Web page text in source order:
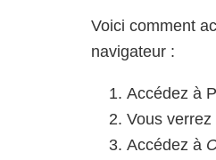
Voici comment
navigateur :
Accédez à
Vous verrez
Accédez à